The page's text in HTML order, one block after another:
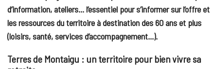
d’information, ateliers… l’essentiel pour s’informer sur l’offre et
les ressources du territoire à destination des 60 ans et plus
(loisirs, santé, services d’accompagnement…).
Terres de Montaigu : un territoire pour bien vivre sa